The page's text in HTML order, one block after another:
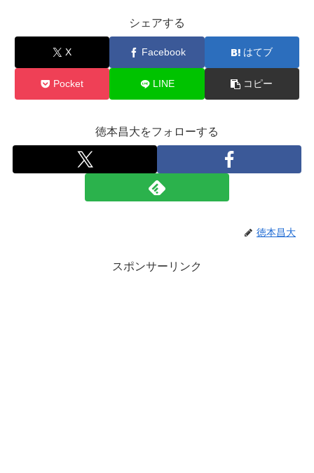
シェアする
X Facebook はてブ
Pocket LINE コピー
徳本昌大をフォローする
徳本昌大
スポンサーリンク